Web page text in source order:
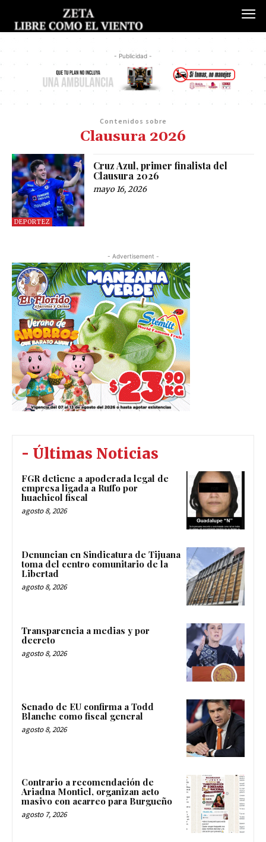
- Publicidad -
Contenidos sobre
Clausura 2026
DEPORTEZ
Cruz Azul, primer finalista del
Clausura 2026
mayo 16, 2026
- Advertisement -
- Últimas Noticias
FGR detiene a apoderada legal de
empresa ligada a Ruffo por
huachicol fiscal
agosto 8, 2026
Denuncian en Sindicatura de Tijuana
toma del centro comunitario de la
Libertad
agosto 8, 2026
Transparencia a medias y por
decreto
agosto 8, 2026
Senado de EU confirma a Todd
Blanche como fiscal general
agosto 8, 2026
Contrario a recomendación de
Ariadna Montiel, organizan acto
masivo con acarreo para Burgueño
agosto 7, 2026